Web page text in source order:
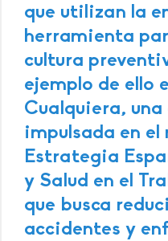
que utilizan la
herramienta
cultura
ejemplo de ello
Cualquiera, una
impulsada en el
Estrategia
y Salud en el
que busca
accidentes y